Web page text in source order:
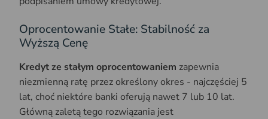
Oprocentowanie Stałe: Stabilność za
Wyższą Cenę
Kredyt ze stałym oprocentowaniem zapewnia
niezmienną ratę przez określony okres - najczęściej 5
lat, choć niektóre banki oferują nawet 7 lub 10 lat.
Główną zaletą tego rozwiązania jest